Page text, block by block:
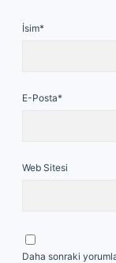
İsim*
E-Posta*
Web Sitesi
Daha sonraki